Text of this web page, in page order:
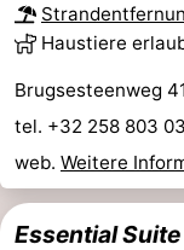
Haustiere
Brugsesteenweg
tel. +32 258 803 03
web. Weitere
Essential